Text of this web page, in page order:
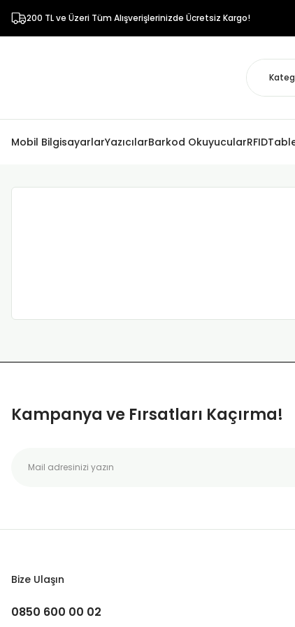
200 TL ve Üzeri Tüm Alışverişlerinizde Ücretsiz Kargo!
Mobil BilgisayarlarYazıcılarBarkod OkuyucularRFID
Kampanya ve Fırsatları Kaçırma!
Bize Ulaşın
0850 600 00 02